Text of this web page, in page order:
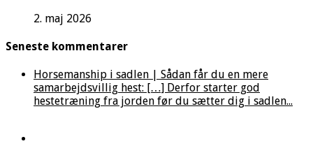
2. maj 2026
Seneste kommentarer
Horsemanship i sadlen | Sådan får du en mere
samarbejdsvillig hest: […] Derfor starter god
hestetræning fra jorden før du sætter dig i sadlen...